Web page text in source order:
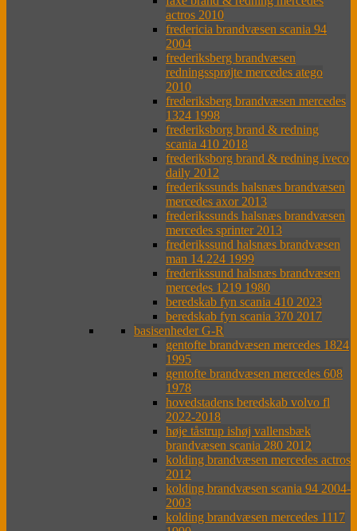
actros 2010
fredericia brandvæsen scania 94
2004
frederiksberg brandvæsen
redningssprøjte mercedes atego
2010
frederiksberg brandvæsen mercedes
1324 1998
frederiksborg brand & redning
scania 410 2018
frederiksborg brand & redning iveco
daily 2012
frederikssunds halsnæs brandvæsen
mercedes axor 2013
frederikssunds halsnæs brandvæsen
mercedes sprinter 2013
frederikssund halsnæs brandvæsen
man 14.224 1999
frederikssund halsnæs brandvæsen
mercedes 1219 1980
beredskab fyn scania 410 2023
beredskab fyn scania 370 2017
basisenheder G-R
gentofte brandvæsen mercedes 1824
1995
gentofte brandvæsen mercedes 608
1978
hovedstadens beredskab volvo fl
2022-2018
høje tåstrup ishøj vallensbæk
brandvæsen scania 280 2012
kolding brandvæsen mercedes actros
2012
kolding brandvæsen scania 94 2004-
2003
kolding brandvæsen mercedes 1117